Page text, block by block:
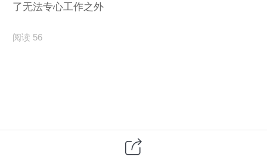
了无法专心工作之外
阅读 56